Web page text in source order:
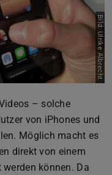
Bild: Ulrike Albrecht
– solche
von iPhones und
Möglich macht es
direkt von einem
können. Da